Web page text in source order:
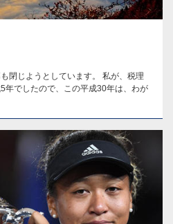
閉じようとしています。 私が、税理
年でしたので、この平成30年は、わが